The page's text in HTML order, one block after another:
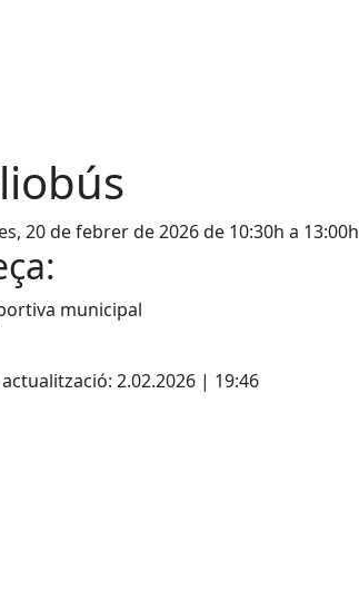
20 de febrer de 2026 de 10:30h a 13:00h
municipal
2.02.2026 | 19:46